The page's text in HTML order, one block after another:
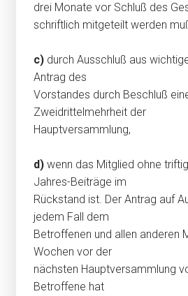
drei Monate vor Schluß des
schriftlich mitgeteilt werden
c) durch Ausschluß aus
Antrag des
Vorstandes durch Beschluß
Zweidrittelmehrheit der
Hauptversammlung,
d) wenn das Mitglied ohne
Jahres-Beiträge im
Rückstand ist. Der Antrag auf
jedem Fall dem
Betroffenen und allen anderen
Wochen vor der
nächsten Hauptversammlung
Betroffene hat